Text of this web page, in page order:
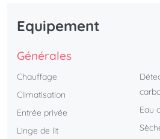
Equipement
Générales
Chauffage
Climatisation
Entrée privée
Linge de lit
Eau